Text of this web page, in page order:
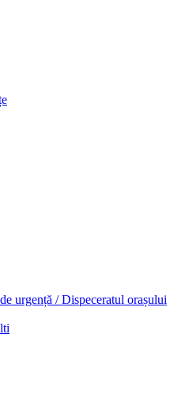
urgență / Dispeceratul orașului